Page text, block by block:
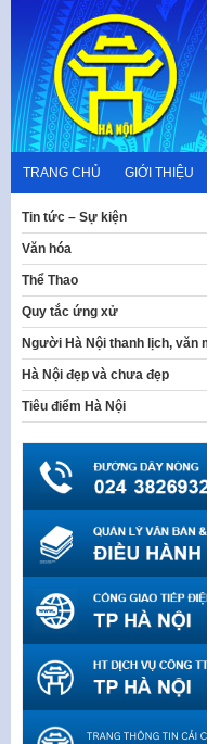
content
TRANG CHỦ GIỚI THIỆU
Tin tức – Sự kiện
Văn hóa
Thể Thao
Quy tắc ứng xử
Người Hà Nội thanh lịch, văn
Hà Nội đẹp và chưa đẹp
Tiêu điểm Hà Nội